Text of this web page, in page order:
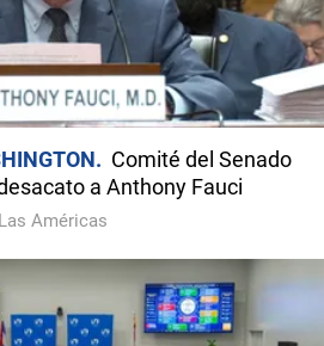
Comité del Senado
a Anthony Fauci
Américas